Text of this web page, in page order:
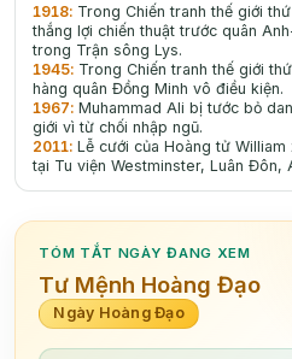
1918: Trong Chiến tranh thế giới
thắng lợi chiến thuật trước quân
trong Trận sông Lys.
1945: Trong Chiến tranh thế giới
hàng quân Đồng Minh vô điều kiện.
1967:Muhammad Ali bị tước bỏ
giới vì từ chối nhập ngũ.
2011:Lễ cưới của Hoàng tử
tại Tu viện Westminster, Luân Đôn,
TÓM TẮT NGÀY ĐANG XEM
Tư Mệnh Hoàng Đạo
Ngày Hoàng Đạo